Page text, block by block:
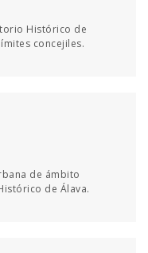
Histórico de
concejiles.
de ámbito
de Álava.